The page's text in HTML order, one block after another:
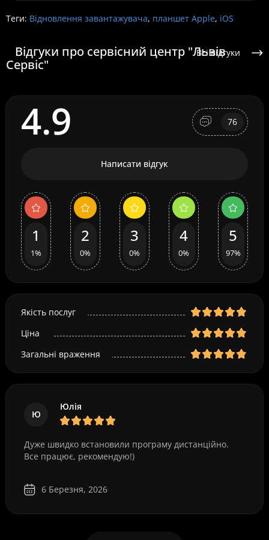
Теги: Відновлення завантажувача, планшет Apple, iOS
Відгуки про сервісний центр "Львів
Сервіс"
Всі відгуки
4.9 76
Написати відгук
1
1%
2
0%
3
0%
4
0%
5
97%
Якість послуг
Ціна
Загальні враження
Ю
Юлія
Дуже швидко встановили програму дистанційно.
Все працює, рекомендую!)
6 Березня, 2026